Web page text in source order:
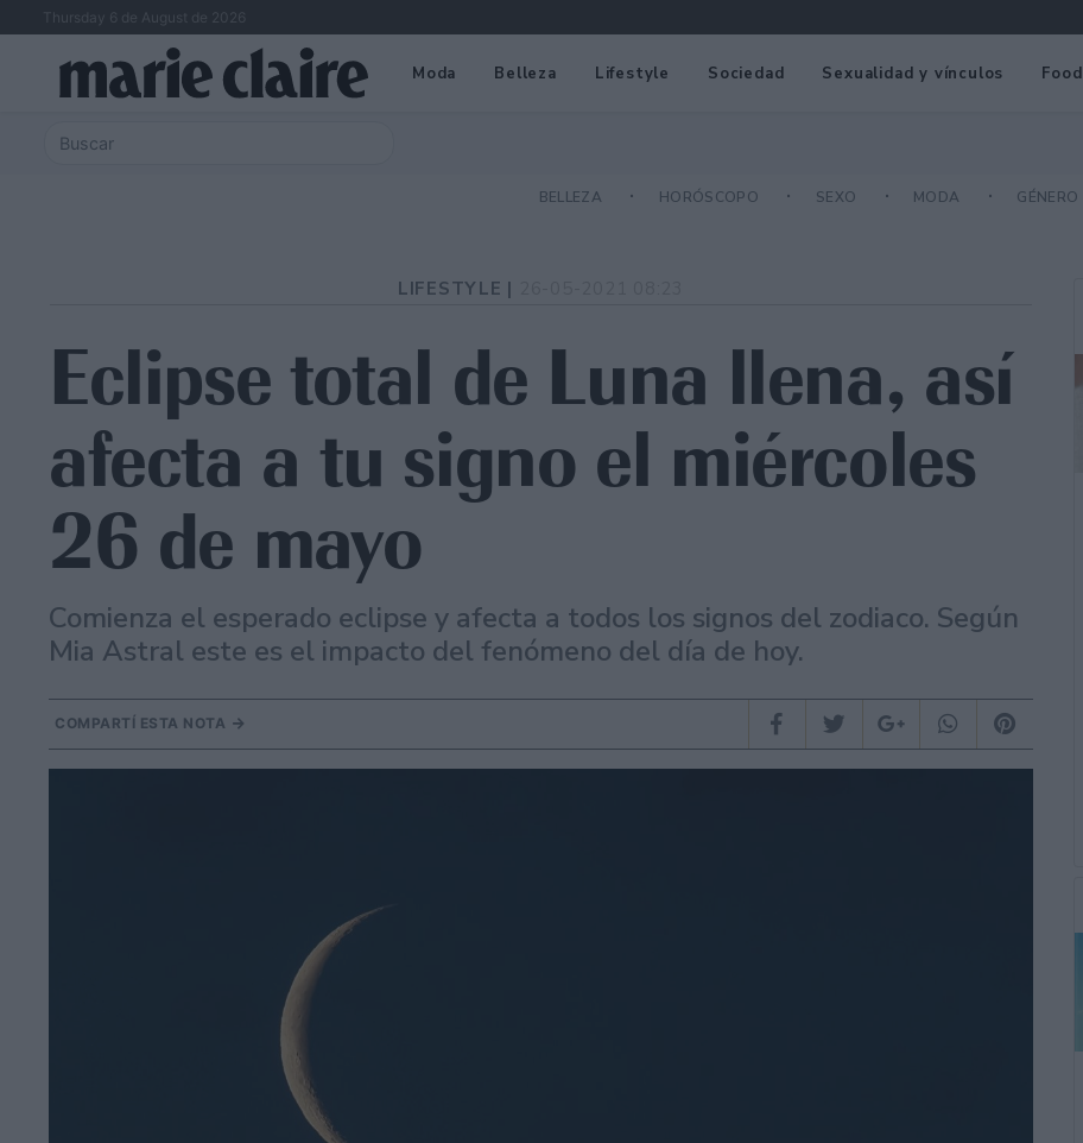
Thursday 6 de August de 2026
Moda Belleza Lifestyle Sociedad Sexualidad y vínculos Food
BELLEZA HORÓSCOPO SEXO MODA GÉNERO
LIFESTYLE |
Eclipse total de Luna llena, así
afecta a tu signo el miércoles
26 de mayo
Comienza el esperado eclipse y afecta a todos los signos del zodiaco. Según
Mia Astral este es el impacto del fenómeno del día de hoy.
COMPARTÍ ESTA NOTA